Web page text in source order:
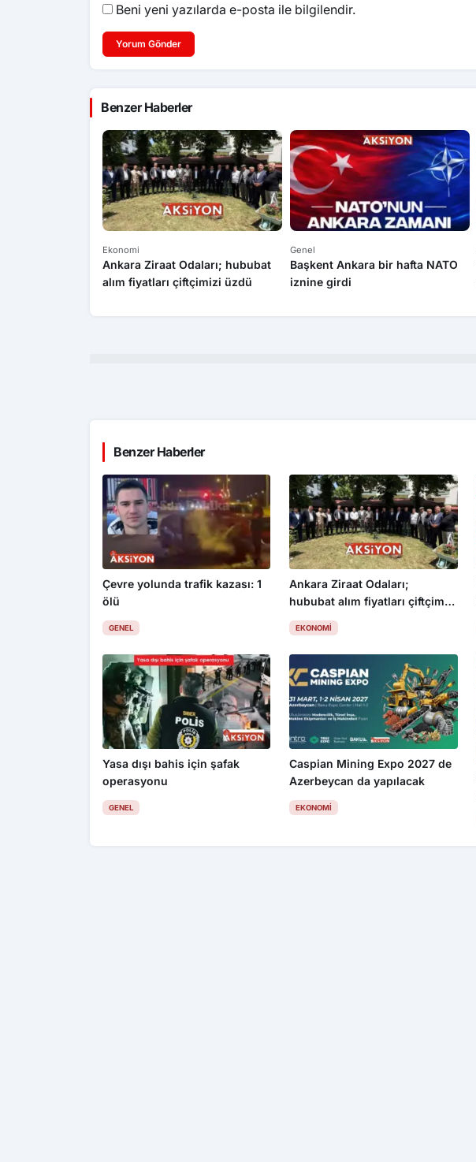
Beni yeni yazılarda e-posta ile bilgilendir.
Yorum Gönder
Benzer Haberler
Ekonomi
Ankara Ziraat Odaları; hububat
alım fiyatları çiftçimizi üzdü
Genel
Başkent Ankara bir hafta NATO
iznine girdi
Benzer Haberler
Çevre yolunda trafik kazası: 1
ölü
GENEL
Ankara Ziraat Odaları;
hububat alım fiyatları çiftçimizi
üzdü
EKONOMI
Yasa dışı bahis için şafak
operasyonu
GENEL
Caspian Mining Expo 2027 de
Azerbeycan da yapılacak
EKONOMI